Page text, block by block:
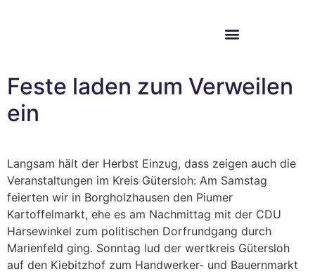
Feste laden zum Verweilen
ein
Langsam hält der Herbst Einzug, dass zeigen auch die
Veranstaltungen im Kreis Gütersloh: Am Samstag
feierten wir in Borgholzhausen den Piumer
Kartoffelmarkt, ehe es am Nachmittag mit der CDU
Harsewinkel zum politischen Dorfrundgang durch
Marienfeld ging. Sonntag lud der wertkreis Gütersloh
auf den Kiebitzhof zum Handwerker- und Bauernmarkt